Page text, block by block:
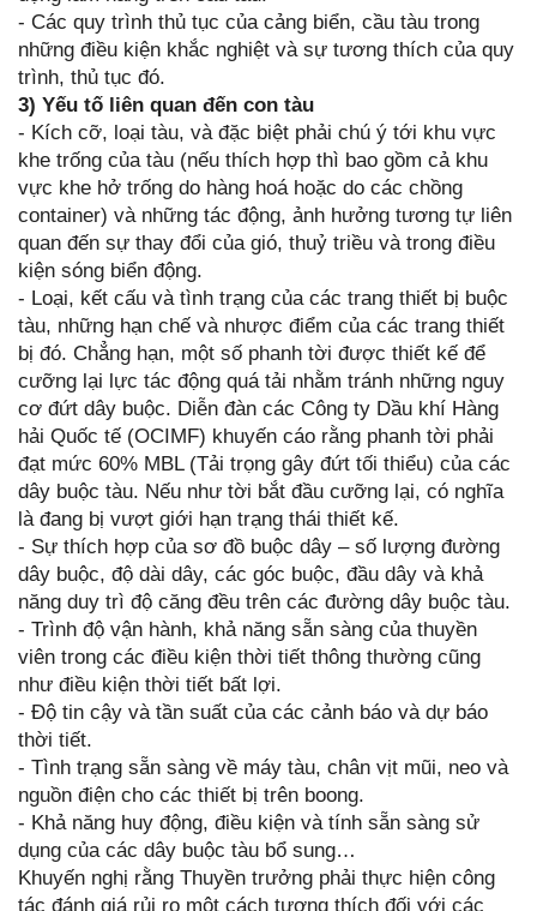
- Các quy trình thủ tục của cảng biển, cầu tàu trong
những điều kiện khắc nghiệt và sự tương thích của quy
trình, thủ tục đó.
3) Yếu tố liên quan đến con tàu
- Kích cỡ, loại tàu, và đặc biệt phải chú ý tới khu vực
khe trống của tàu (nếu thích hợp thì bao gồm cả khu
vực khe hở trống do hàng hoá hoặc do các chồng
container) và những tác động, ảnh hưởng tương tự liên
quan đến sự thay đổi của gió, thuỷ triều và trong điều
kiện sóng biển động.
- Loại, kết cấu và tình trạng của các trang thiết bị buộc
tàu, những hạn chế và nhược điểm của các trang thiết
bị đó. Chẳng hạn, một số phanh tời được thiết kế để
cưỡng lại lực tác động quá tải nhằm tránh những nguy
cơ đứt dây buộc. Diễn đàn các Công ty Dầu khí Hàng
hải Quốc tế (OCIMF) khuyến cáo rằng phanh tời phải
đạt mức 60% MBL (Tải trọng gây đứt tối thiểu) của các
dây buộc tàu. Nếu như tời bắt đầu cưỡng lại, có nghĩa
là đang bị vượt giới hạn trạng thái thiết kế.
- Sự thích hợp của sơ đồ buộc dây – số lượng đường
dây buộc, độ dài dây, các góc buộc, đầu dây và khả
năng duy trì độ căng đều trên các đường dây buộc tàu.
- Trình độ vận hành, khả năng sẵn sàng của thuyền
viên trong các điều kiện thời tiết thông thường cũng
như điều kiện thời tiết bất lợi.
- Độ tin cậy và tần suất của các cảnh báo và dự báo
thời tiết.
- Tình trạng sẵn sàng về máy tàu, chân vịt mũi, neo và
nguồn điện cho các thiết bị trên boong.
- Khả năng huy động, điều kiện và tính sẵn sàng sử
dụng của các dây buộc tàu bổ sung…
Khuyến nghị rằng Thuyền trưởng phải thực hiện công
tác đánh giá rủi ro một cách tương thích đối với các